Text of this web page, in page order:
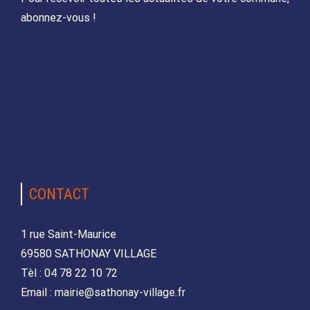
abonnez-vous !
CONTACT
1 rue Saint-Maurice
69580 SATHONAY VILLAGE
Tèl : 04 78 22 10 72
Email : mairie@sathonay-village.fr